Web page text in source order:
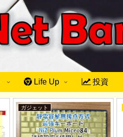
Life Up 投資
ガジェット